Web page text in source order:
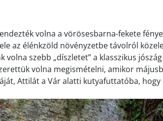
volna a vörösesbarna-fekete
az élénkzöld növényzetbe távolról
volna szebb „díszletet” a klasszikus
volna megismételni, amikor
Attilát a Vár alatti kutyafuttatóba, hogy